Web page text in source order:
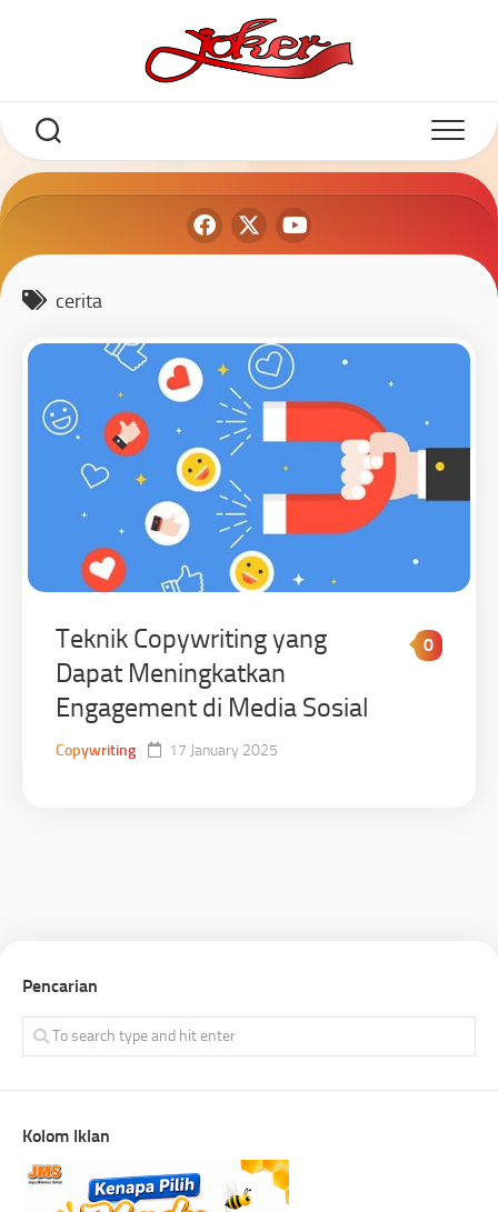
cerita
Teknik Copywriting yang
Dapat Meningkatkan
Engagement di Media Sosial
0
Copywriting 17 January 2025
Pencarian
Kolom Iklan